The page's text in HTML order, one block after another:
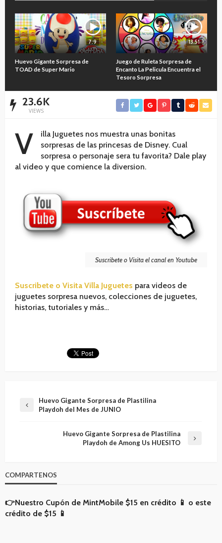
7:9
Huevo Gigante Sorpresa de
TOAD de Super Mario
13:51
Juego de Ruleta Sorpresa de
Encanto La Pelicula Encuentra el
Tesoro Sorpresa
23.6K
VIEWS
V
illa Juguetes nos muestra unas bonitas
sorpresas de las princesas de Disney. Cual
sorpresa o personaje sera tu favorita? Dale play
al video y que comience la diversion.
Suscribete o Visita el canal en Youtube
Suscribete o Visita Villa Juguetes para videos de
juguetes sorpresa nuevos, colecciones de juguetes,
historias, tutoriales y más…
Huevo Gigante Sorpresa de Plastilina
Playdoh del Mes de JUNIO
Huevo Gigante Sorpresa de Plastilina
Playdoh de Among Us HUESITO
COMPARTENOS
👉Nuestro Cupón de MintMobile $15 en crédito 📱 o este
crédito de $15 📱